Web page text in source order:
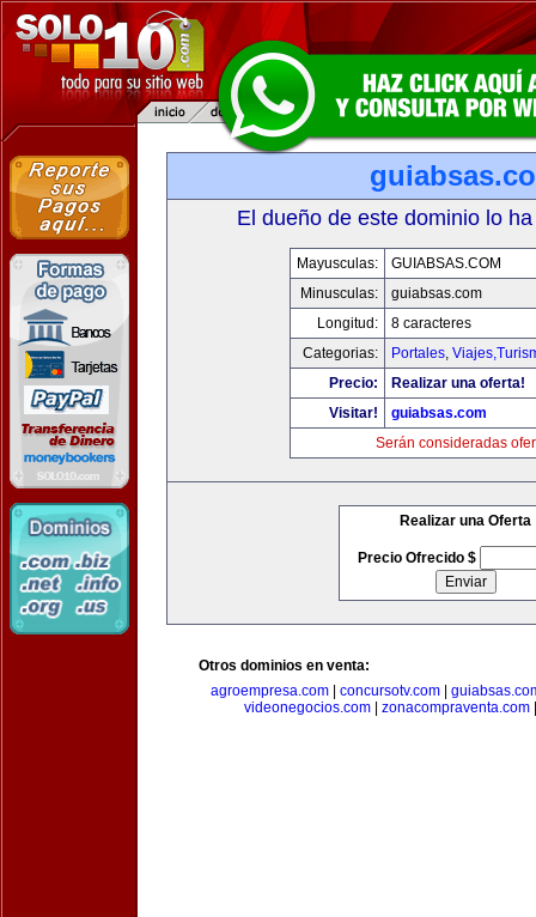
El dueño de este dominio lo
Mayusculas:
GUIABSAS.COM
Minusculas:
guiabsas.com
Longitud:
8 caracteres
Categorias:
Portales,
Precio:
Realizar una oferta!
Visitar!
guiabsas.com
Serán consideradas
Realizar una Oferta
Precio Ofrecido $
Otros dominios en venta:
agroempresa.com
concursotv.com
videonegocios.com
zonacompraventa.com